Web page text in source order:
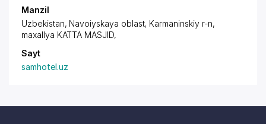
Manzil
Uzbekistan, Navoiyskaya oblast, Karmaninskiy r-n,
maxallya KATTA MASJID,
Sayt
samhotel.uz